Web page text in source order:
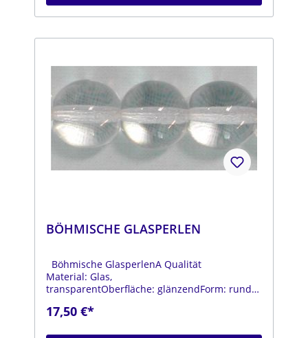
BÖHMISCHE GLASPERLEN
Böhmische GlasperlenA Qualität
Material: Glas,
transparentOberfläche: glänzendForm: rundFa
mmStrang: Länge ca. 25 cm
17,50 €*